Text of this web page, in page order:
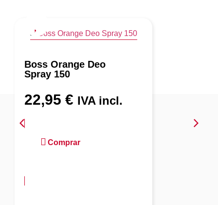
Boss Orange Deo
Spray 150
22,95 € IVA incl.
Comprar